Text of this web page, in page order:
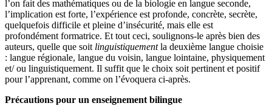
l’on fait des mathématiques ou de la biologie en langue seconde,
l’implication est forte, l’expérience est profonde, concrète, secrète,
quelquefois difficile et pleine d’insécurité, mais elle est
profondément formatrice. Et tout ceci, soulignons-le après bien des
auteurs, quelle que soit linguistiquementla deuxième langue choisie
: langue régionale, langue du voisin, langue lointaine, physiquement
et/ ou linguistiquement. Il suffit que le choix soit pertinent et positif
pour l’apprenant, comme on l’évoquera ci-après.
Précautions pour un enseignement bilingue